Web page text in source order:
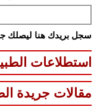
سجل بريدك هنا ليصلك
استطلاعات
مقالات جريدة